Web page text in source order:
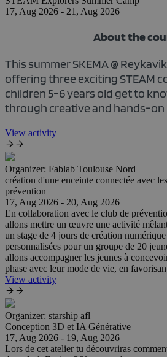
17, Aug 2026 - 21, Aug 2026
About the
This summer SKEMA @
offering three exciting STEAM
children 5-6 years old get to
through creative and hands-on
View activity
Organizer: Fablab Toulouse Nord
création d'une enceinte connectée avec
prévention
17, Aug 2026 - 20, Aug 2026
En collaboration avec le club de
allons mettre un œuvre une activité
un stage de 4 jours de création
personnalisées pour un groupe de 20
allons accompagner les jeunes à
phase avec leur mode de vie, en
View activity
Organizer: starship afl
Conception 3D et IA Générative
17, Aug 2026 - 19, Aug 2026
Lors de cet atelier tu découvriras